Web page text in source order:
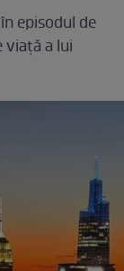
episodul de
viaţă a lui